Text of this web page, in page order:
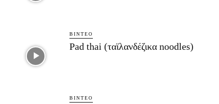
ΒΊΝΤΕΟ
Pad thai (ταϊλανδέζικα noodles)
ΒΊΝΤΕΟ